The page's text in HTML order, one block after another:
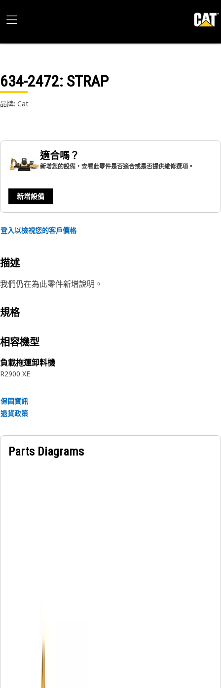
634-2472: STRAP
品牌: Cat
適合嗎？
新增您的設備，查看此零件是否適合或是否提供維修選項。
新增設備
登入以檢視您的客戶價格
描述
我們仍在為此零件新增說明。
規格
相容機型
負載拖運卸料機
R2900 XE
保固資訊
退貨政策
Parts Diagrams